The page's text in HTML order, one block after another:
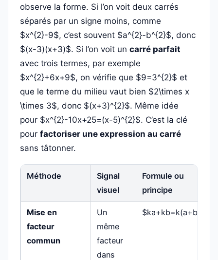
observe la forme. Si l’on voit deux carrés
séparés par un signe moins, comme
$x^{2}-9$, c’est souvent $a^{2}-b^{2}$, donc
$(x-3)(x+3)$. Si l’on voit un carré parfait
avec trois termes, par exemple
$x^{2}+6x+9$, on vérifie que $9=3^{2}$ et
que le terme du milieu vaut bien $2\times x
\times 3$, donc $(x+3)^{2}$. Même idée
pour $x^{2}-10x+25=(x-5)^{2}$. C’est la clé
pour factoriser une expression au carré
sans tâtonner.
Méthode
Signal
visuel
Formule ou
principe
Mise en
facteur
commun
Un
même
facteur
dans
$ka+kb=k(a+b)$